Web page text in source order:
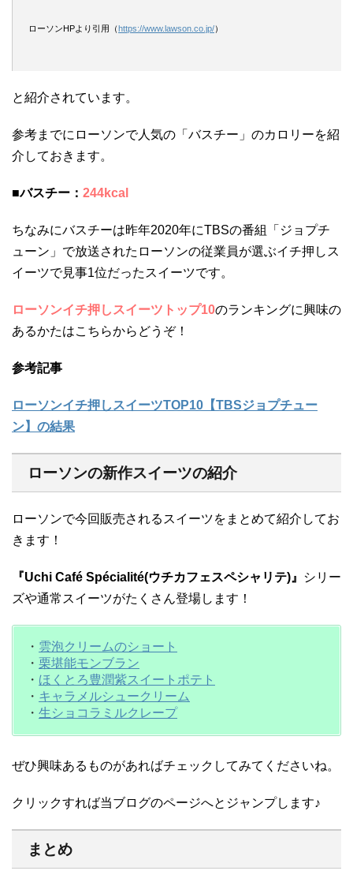
ローソンHPより引用（ https://www.lawson.co.jp/）
と紹介されています。
参考までにローソンで人気の「バスチー」のカロリーを紹
介しておきます。
■バスチー： 244kcal
ちなみにバスチーは昨年2020年にTBSの番組「ジョプチ
ューン」で放送されたローソンの従業員が選ぶイチ押しス
イーツで見事1位だったスイーツです。
ローソンイチ押しスイーツトップ10のランキングに興味の
あるかたはこちらからどうぞ！
参考記事
ローソンイチ押しスイーツTOP10【TBSジョプチュー
ン】の結果
ローソンの新作スイーツの紹介
ローソンで今回販売されるスイーツをまとめて紹介してお
きます！
『Uchi Café Spécialité(ウチカフェスペシャリテ)』
シリー
ズや通常スイーツがたくさん登場します！
・ 雲泡クリームのショート
・ 栗堪能モンブラン
・ ほくとろ豊潤紫スイートポテト
・ キャラメルシュークリーム
・ 生ショコラミルクレープ
ぜひ興味あるものがあればチェックしてみてくださいね。
クリックすれば当ブログのページへとジャンプします♪
まとめ